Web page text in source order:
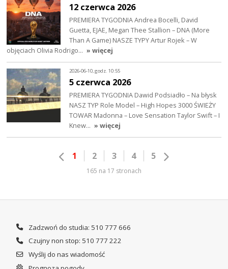
12 czerwca 2026
PREMIERA TYGODNIA Andrea Bocelli, David
Guetta, EJAE, Megan Thee Stallion – DNA (More
Than A Game) NASZE TYPY Artur Rojek – W
objęciach Olivia Rodrigo… » więcej
2026-06-10, godz. 10:55
5 czerwca 2026
PREMIERA TYGODNIA Dawid Podsiadło – Na błysk
NASZ TYP Role Model – High Hopes 3000 ŚWIEŻY
TOWAR Madonna – Love Sensation Taylor Swift – I
Knew… » więcej
1 2 3 4 5
165 na 17 stronach
Zadzwoń do studia: 510 777 666
Czujny non stop: 510 777 222
Wyślij do nas wiadomość